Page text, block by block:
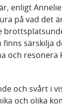
enligt
på vad det
särskilja
och
och svårt i
och olika